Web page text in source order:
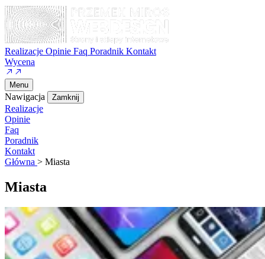
Realizacje Opinie Faq Poradnik Kontakt
Wycena
Menu
Nawigacja Zamknij
Realizacje
Opinie
Faq
Poradnik
Kontakt
Główna > Miasta
Miasta